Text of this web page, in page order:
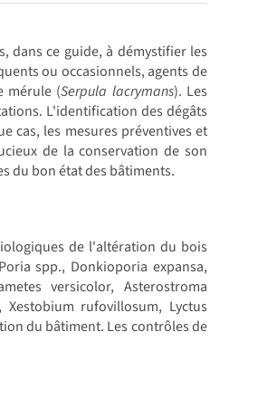
dans ce guide, à démystifier les
ou occasionnels, agents de
mérule (Serpula lacrymans). Les
L'identification des dégâts
cas, les mesures préventives et
de la conservation de son
du bon état des bâtiments.
de l'altération du bois
spp., Donkioporia expansa,
versicolor, Asterostroma
rufovillosum, Lyctus
du bâtiment. Les contrôles de